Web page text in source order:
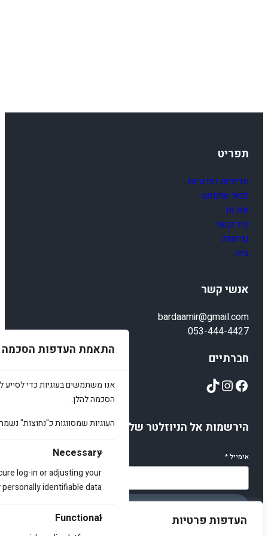
העדפות פרטיות
התאמת העדפות הסכמה
אנו משתמשים בעוגיות כדי לסייע
הסכמה להלן.
העוגיות שמסווגות כ"נחוצות"
Necessary
log-in or adjusting your
identifiable data.
Functional
תפריט
מדיניות ופרטיות
תנאי שימוש
אודות
צור קשר
נגישות
בית
אנשי קשר
bardaamir@gmail.com
053-444-4427
חברתיים
Facebook
Instagram
TikTok
הירשמות אל הניוזלטר שלנו
אימייל*